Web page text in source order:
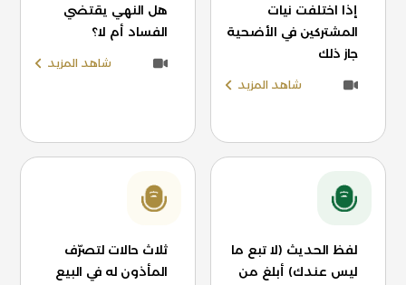
إذا اختلفت نيات
المشتركين في الأضحية
جاز ذلك
شاهد المزيد
هل النهي يقتضي
الفساد أم لا؟
شاهد المزيد
لفظ الحديث (لا تبع ما
ليس عندك) أبلغ من
ثلاث حالات لتصرّف
المأذون له في البيع